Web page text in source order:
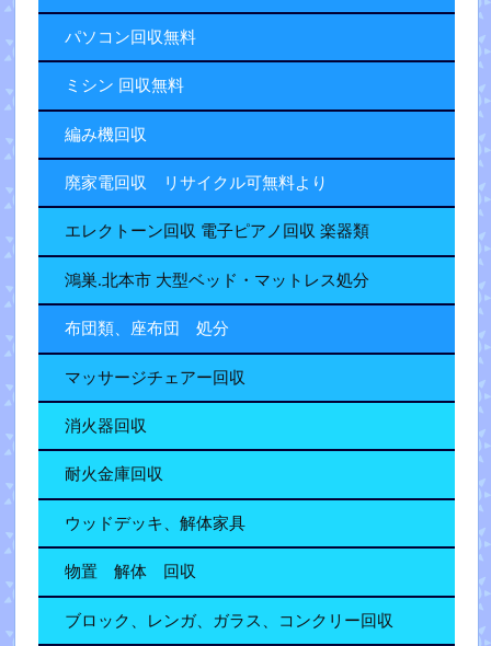
パソコン回収無料
ミシン 回収無料
編み機回収
廃家電回収 リサイクル可無料より
エレクトーン回収 電子ピアノ回収 楽器類
鴻巣.北本市 大型ベッド・マットレス処分
布団類、座布団 処分
マッサージチェアー回収
消火器回収
耐火金庫回収
ウッドデッキ、解体家具
物置 解体 回収
ブロック、レンガ、ガラス、コンクリー回収